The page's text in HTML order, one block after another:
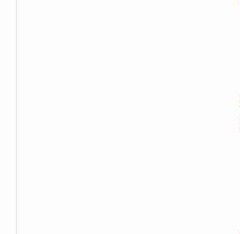
میں قریش مکہ کا سپہ